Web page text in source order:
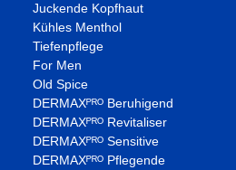
Juckende Kopfhaut
Kühles Menthol
Tiefenpflege
For Men
Old Spice
DERMAXᴾᴿᴼ Beruhigend
DERMAXᴾᴿᴼ Revitaliser
DERMAXᴾᴿᴼ Sensitive
DERMAXᴾᴿᴼ Pflegende